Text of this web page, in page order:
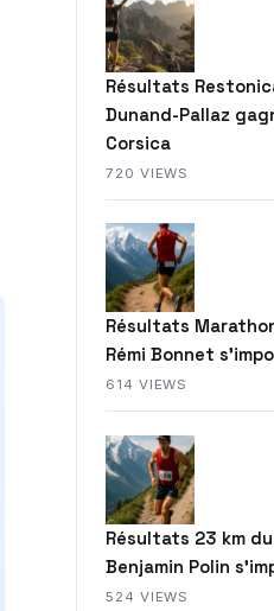
Résultats
Dunand-Pallaz
Corsica
720 VIEWS
Résultats
Rémi Bonnet
614 VIEWS
Résultats 23 km
Benjamin Polin
524 VIEWS